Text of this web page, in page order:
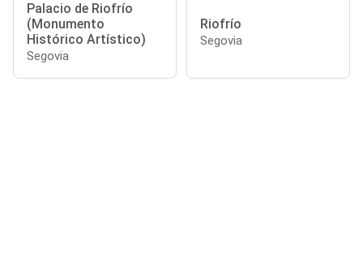
Palacio de Riofrío
(Monumento
Histórico Artístico)
Segovia
Riofrío
Segovia